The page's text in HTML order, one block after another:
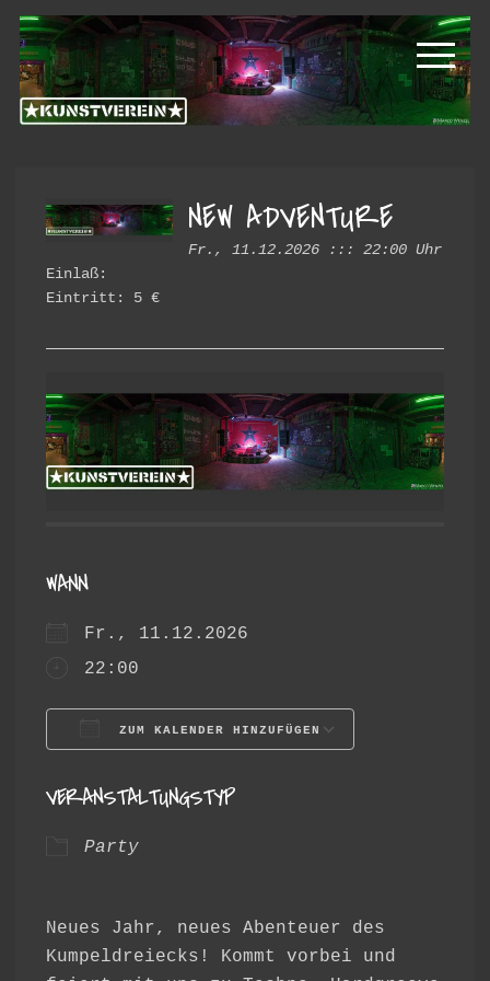
Zur
Hauptnavigation
springen
Zum
Inhalt
springen
Kunstverein
Hintere
Cramergasse
NEW ADVENTURE
Fr., 11.12.2026 ::: 22:00 Uhr
Einlaß:
Eintritt: 5 €
WANN
Fr., 11.12.2026
22:00
ZUM KALENDER HINZUFÜGEN
VERANSTALTUNGSTYP
Party
Neues Jahr, neues Abenteuer des
Kumpeldreiecks! Kommt vorbei und